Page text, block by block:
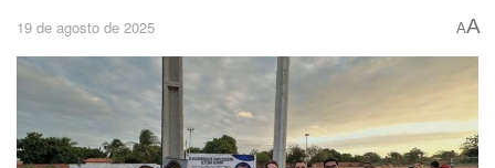
19 de agosto de 2025 AA